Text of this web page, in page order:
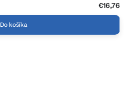
€16,76
Do košíka